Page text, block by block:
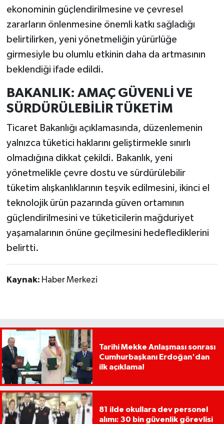
ekonominin güçlendirilmesine ve çevresel
zararların önlenmesine önemli katkı sağladığı
belirtilirken, yeni yönetmeliğin yürürlüğe
girmesiyle bu olumlu etkinin daha da artmasının
beklendiği ifade edildi.
BAKANLIK: AMAÇ GÜVENLİ VE
SÜRDÜRÜLEBİLİR TÜKETİM
Ticaret Bakanlığı açıklamasında, düzenlemenin
yalnızca tüketici haklarını geliştirmekle sınırlı
olmadığına dikkat çekildi. Bakanlık, yeni
yönetmelikle çevre dostu ve sürdürülebilir
tüketim alışkanlıklarının teşvik edilmesini, ikinci el
teknolojik ürün pazarında güven ortamının
güçlendirilmesini ve tüketicilerin mağduriyet
yaşamalarının önüne geçilmesini hedeflediklerini
belirtti.
Kaynak: Haber Merkezi
Tarihi Mekke Anlaşması sonrası
Cumhurbaşkanı Erdoğan'dan
ilk açıklama!
81 ilde okullara dev personel
alımı: 30 bin güvenlik görevlisi